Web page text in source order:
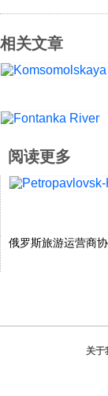
经济
科技
社会
文化
相关文章
阅读更多
俄罗斯旅游运营商
关于